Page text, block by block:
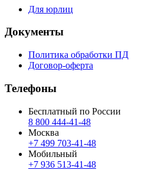
Для юрлиц
Документы
Политика обработки ПД
Договор-оферта
Телефоны
Бесплатный по России
8 800 444‑41‑48
Москва
+7 499 703‑41‑48
Мобильный
+7 936 513‑41‑48